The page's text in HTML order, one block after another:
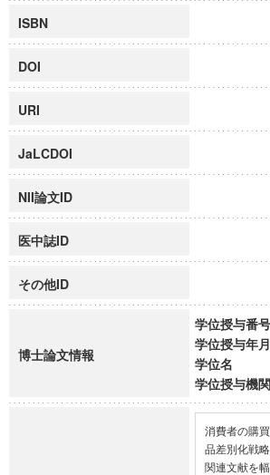
ISBN
DOI
URI
JaLCDOI
NII論文ID
医中誌ID
その他ID
博士論文情報
学位授与番号
学位授与年
学位名
学位授与機関
消費者の購
品差別化戦
関連文献を